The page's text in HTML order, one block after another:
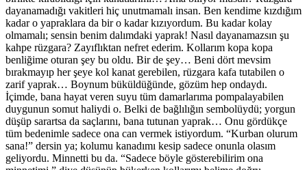
dayanamadığı vakitleri hiç unutmamalı insan. Ben kendime kızdığım
kadar o yapraklara da bir o kadar kızıyordum. Bu kadar kolay
olmamalı; sensin benim dalımdaki yaprak! Nasıl dayanamazsın şu
kahpe rüzgara? Zayıflıktan nefret ederim. Kollarım kopa kopa
benliğime oturan şey bu oldu. Bir de şey… Beni dört mevsim
bırakmayıp her şeye kol kanat gerebilen, rüzgara kafa tutabilen o
zarif yaprak… Boynum büküldüğünde, gözüm hep ondaydı.
İçimde, bana hayat veren suyu tüm damarlarıma pompalayabilen
duygunun somut haliydi o. Belki de bağlılığın sembolüydü; yorgun
düşüp sarartsa da saçlarını, bana tutunan yaprak… Onu gördükçe
tüm bedenimle sadece ona can vermek istiyordum. “Kurban olurum
sana!” dersin ya; kolumu kanadımı kesip sadece onunla olasım
geliyordu. Minnetti bu da. “Sadece böyle gösterebilirim ona